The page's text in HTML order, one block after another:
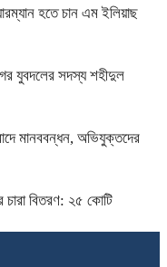
হতে চান এম ইলিয়াছ
যুবদলের সদস্য শহীদুল
মানববন্ধন, অভিযুক্তদের
চারা বিতরণ: ২৫ কোটি